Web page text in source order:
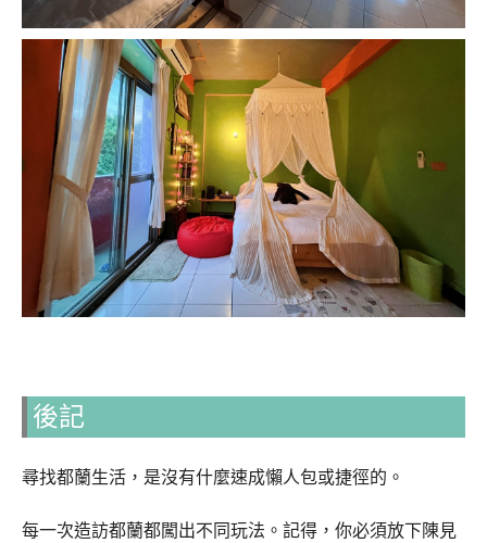
後記
尋找都蘭生活，是沒有什麼速成懶人包或捷徑的。
每一次造訪都蘭都闖出不同玩法。記得，你必須放下陳見